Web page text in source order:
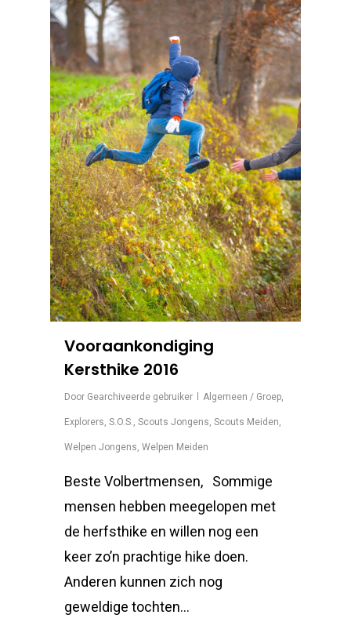
Vooraankondiging
Kersthike 2016
Door Gearchiveerde gebruiker Algemeen / Groep,
Explorers, S.O.S., Scouts Jongens, Scouts Meiden,
Welpen Jongens, Welpen Meiden
Beste Volbertmensen, Sommige
mensen hebben meegelopen met
de herfsthike en willen nog een
keer zo’n prachtige hike doen.
Anderen kunnen zich nog
geweldige tochten…